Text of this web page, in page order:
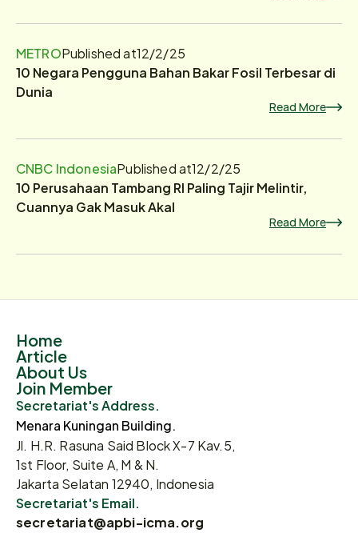
METROPublished at12/2/25
10 Negara Pengguna Bahan Bakar Fosil Terbesar di
Dunia
Read More
CNBC IndonesiaPublished at12/2/25
10 Perusahaan Tambang RI Paling Tajir Melintir,
Cuannya Gak Masuk Akal
Read More
Home
Article
About Us
Join Member
Secretariat's Address.
Menara Kuningan Building.
Jl. H.R. Rasuna Said Block X-7 Kav.5,
1st Floor, Suite A, M & N.
Jakarta Selatan 12940, Indonesia
Secretariat's Email.
secretariat@apbi-icma.org